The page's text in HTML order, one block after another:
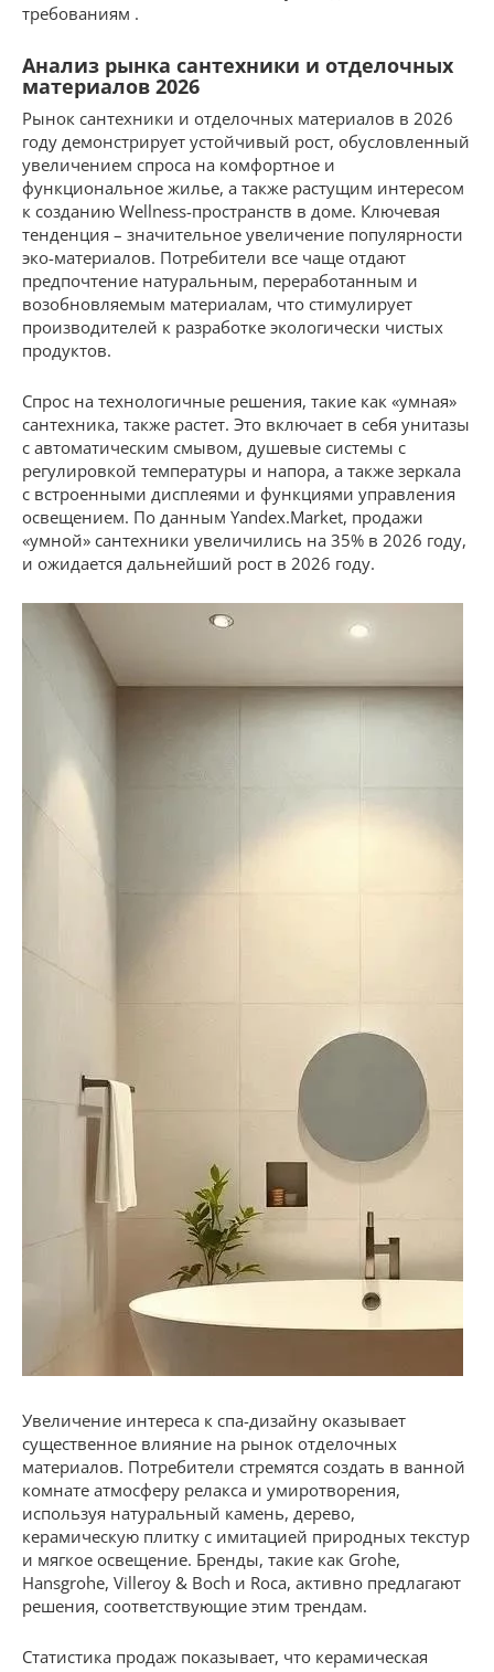
требованиям .
Анализ рынка сантехники и отделочных
материалов 2026
Рынок сантехники и отделочных материалов в 2026
году демонстрирует устойчивый рост, обусловленный
увеличением спроса на комфортное и
функциональное жилье, а также растущим интересом
к созданию Wellness-пространств в доме. Ключевая
тенденция – значительное увеличение популярности
эко-материалов. Потребители все чаще отдают
предпочтение натуральным, переработанным и
возобновляемым материалам, что стимулирует
производителей к разработке экологически чистых
продуктов.
Спрос на технологичные решения, такие как «умная»
сантехника, также растет. Это включает в себя унитазы
с автоматическим смывом, душевые системы с
регулировкой температуры и напора, а также зеркала
с встроенными дисплеями и функциями управления
освещением. По данным Yandex.Market, продажи
«умной» сантехники увеличились на 35% в 2026 году,
и ожидается дальнейший рост в 2026 году.
Увеличение интереса к спа-дизайну оказывает
существенное влияние на рынок отделочных
материалов. Потребители стремятся создать в ванной
комнате атмосферу релакса и умиротворения,
используя натуральный камень, дерево,
керамическую плитку с имитацией природных текстур
и мягкое освещение. Бренды, такие как Grohe,
Hansgrohe, Villeroy & Boch и Roca, активно предлагают
решения, соответствующие этим трендам.
Статистика продаж показывает, что керамическая